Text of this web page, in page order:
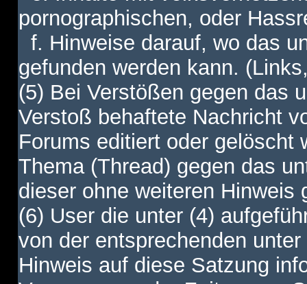
pornographischen, oder
f. Hinweise darauf, wo das
gefunden werden kann.
(5) Bei Verstößen gegen das
Verstoß behaftete Nachricht
Forums editiert oder gelöscht
Thema (Thread) gegen das
dieser ohne weiteren Hinweis
(6) User die unter (4)
von der entsprechenden
Hinweis auf diese Satzung